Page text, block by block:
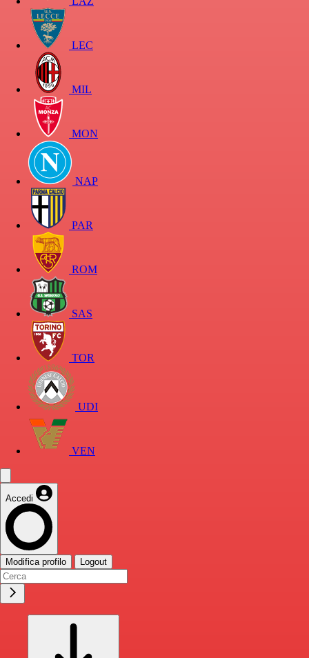
LEC
MIL
MON
NAP
PAR
ROM
SAS
TOR
UDI
VEN
Accedi
Modifica profilo Logout